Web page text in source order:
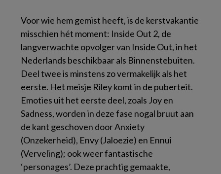
Voor wie hem gemist heeft, is de kerstvakantie
misschien hét moment: Inside Out 2, de
langverwachte opvolger van Inside Out, in het
Nederlands beschikbaar als Binnenstebuiten.
Deel twee is minstens zo vermakelijk als het
eerste. Het meisje Riley komt in de puberteit.
Emoties uit het eerste deel, zoals Joy en
Sadness, worden in deze fase nogal bruut aan
de kant geschoven door Anxiety
(Onzekerheid), Envy (Jaloezie) en Ennui
(Verveling); ook weer fantastische
‘personages’. Deze prachtig gemaakte,